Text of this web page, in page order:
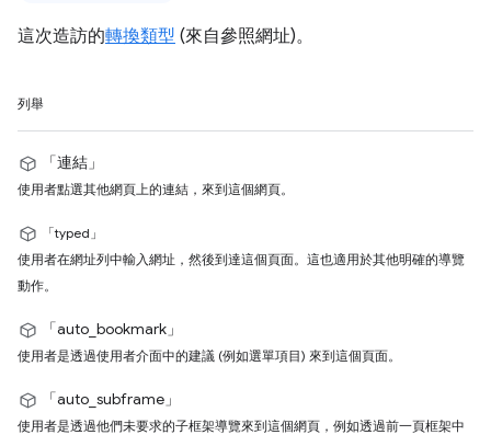
這次造訪的轉換類型 (來自參照網址)。
列舉
「連結」
使用者點選其他網頁上的連結，來到這個網頁。
「typed」
使用者在網址列中輸入網址，然後到達這個頁面。這也適用於其他明確的導覽
動作。
「auto_bookmark」
使用者是透過使用者介面中的建議 (例如選單項目) 來到這個頁面。
「auto_subframe」
使用者是透過他們未要求的子框架導覽來到這個網頁，例如透過前一頁框架中